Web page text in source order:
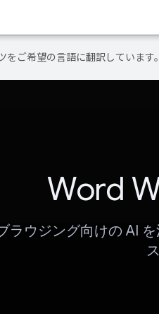
をご希望の言語に翻訳しています
Word
ラウジング向けの AI